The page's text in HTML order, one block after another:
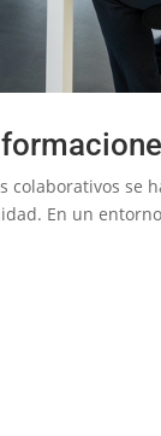
colaborativos se
En un